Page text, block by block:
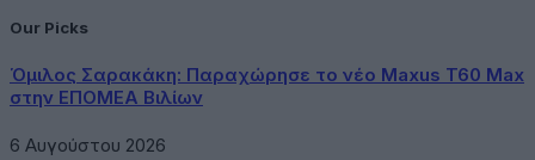
Our Picks
Όμιλος Σαρακάκη: Παραχώρησε το νέο Maxus T60 Max
στην ΕΠΟΜΕΑ Βιλίων
6 Αυγούστου 2026